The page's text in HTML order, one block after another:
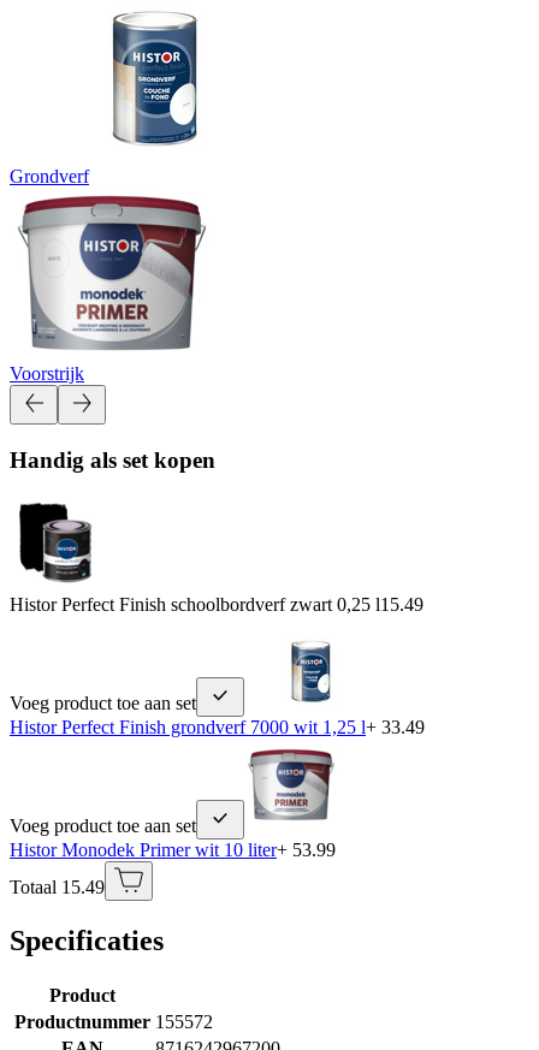
Grondverf
Voorstrijk
Handig als set kopen
Histor Perfect Finish schoolbordverf zwart 0,25 l15.49
Voeg product toe aan set
Histor Perfect Finish grondverf 7000 wit 1,25 l+ 33.49
Voeg product toe aan set
Histor Monodek Primer wit 10 liter+ 53.99
Totaal 15.49
Specificaties
Product
Productnummer 155572